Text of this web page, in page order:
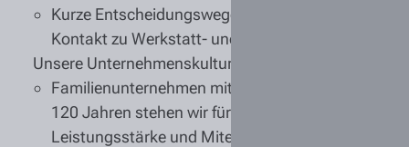
Kurze Entscheidungswege und direkter
Kontakt zu Werkstatt- und Serviceleitung
Unsere Unternehmenskultur:
Familienunternehmen mit Tradition
120 Jahren stehen wir für Zuverlässigkeit,
Leistungsstärke und Miteinander